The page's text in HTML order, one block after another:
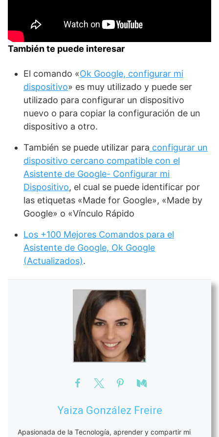
También te puede interesar
El comando «Ok Google, configurar mi
dispositivo» es muy utilizado y puede ser
utilizado para configurar un dispositivo
nuevo o para copiar la configuración de un
dispositivo a otro.
También se puede utilizar para configurar un
dispositivo cercano compatible con el
Asistente de Google- Configurar mi
Dispositivo, el cual se puede identificar por
las etiquetas «Made for Google», «Made by
Google» o «Vínculo Rápido
Los +100 Mejores Comandos para el
Asistente de Google, Ok Google
(Actualizados).
Yaiza González Freire
Apasionada de la Tecnología, aprender y compartir mi